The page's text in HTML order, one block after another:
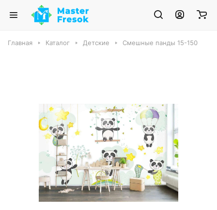
Главная Каталог Детские Смешные панды 15-150